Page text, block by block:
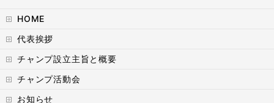
HOME
代表挨拶
チャンプ設立主旨と概要
チャンプ活動会
お知らせ